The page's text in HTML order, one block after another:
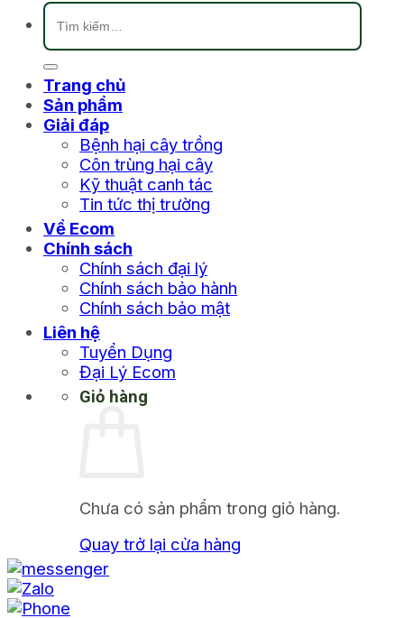
Tìm
kiếm:
Trang chủ
Sản phẩm
Giải đáp
Bệnh hại cây trồng
Côn trùng hại cây
Kỹ thuật canh tác
Tin tức thị trường
Về Ecom
Chính sách
Chính sách đại lý
Chính sách bảo hành
Chính sách bảo mật
Liên hệ
Tuyển Dụng
Đại Lý Ecom
Giỏ hàng
Chưa có sản phẩm trong giỏ hàng.
Quay trở lại cửa hàng